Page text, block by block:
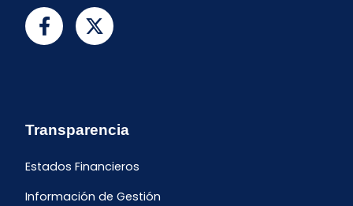
Transparencia
Estados Financieros
Información de Gestión